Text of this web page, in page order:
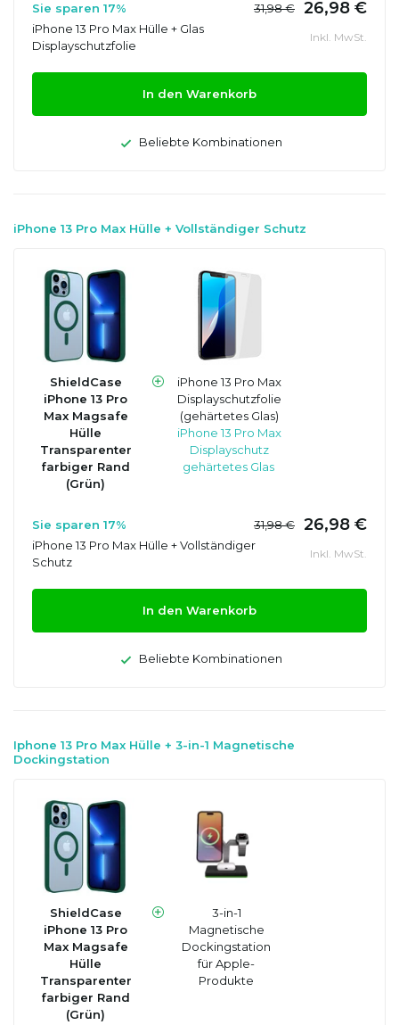
Sie sparen 17% 31,98 € 26,98 €
iPhone 13 Pro Max Hülle + Glas
Displayschutzfolie
Inkl. MwSt.
In den Warenkorb
Beliebte Kombinationen
iPhone 13 Pro Max Hülle + Vollständiger Schutz
ShieldCase
iPhone 13 Pro
Max Magsafe
Hülle
Transparenter
farbiger Rand
(Grün)
iPhone 13 Pro Max
Displayschutzfolie
(gehärtetes Glas)
iPhone 13 Pro Max
Displayschutz
gehärtetes Glas
Sie sparen 17% 31,98 € 26,98 €
iPhone 13 Pro Max Hülle + Vollständiger
Schutz
Inkl. MwSt.
In den Warenkorb
Beliebte Kombinationen
Iphone 13 Pro Max Hülle + 3-in-1 Magnetische
Dockingstation
ShieldCase
iPhone 13 Pro
Max Magsafe
Hülle
Transparenter
farbiger Rand
(Grün)
3-in-1
Magnetische
Dockingstation
für Apple-
Produkte